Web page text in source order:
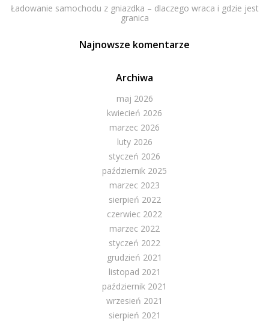
Ładowanie samochodu z gniazdka – dlaczego wraca i gdzie jest
granica
Najnowsze komentarze
Archiwa
maj 2026
kwiecień 2026
marzec 2026
luty 2026
styczeń 2026
październik 2025
marzec 2023
sierpień 2022
czerwiec 2022
marzec 2022
styczeń 2022
grudzień 2021
listopad 2021
październik 2021
wrzesień 2021
sierpień 2021